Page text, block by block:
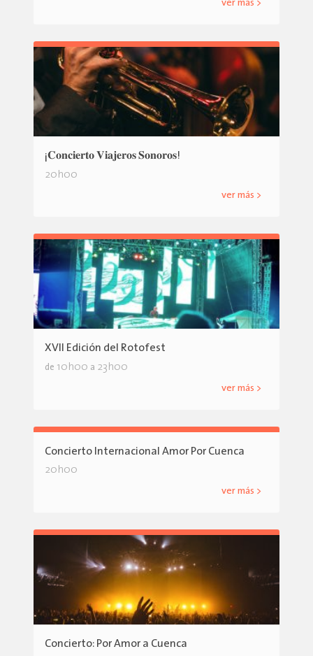
ver más >
¡𝐂𝐨𝐧𝐜𝐢𝐞𝐫𝐭𝐨 𝐕𝐢𝐚𝐣𝐞𝐫𝐨𝐬 𝐒𝐨𝐧𝐨𝐫𝐨𝐬!
20h00
ver más >
XVII Edición del Rotofest
de 10h00 a 23h00
ver más >
Concierto Internacional Amor Por Cuenca
20h00
ver más >
Concierto: Por Amor a Cuenca